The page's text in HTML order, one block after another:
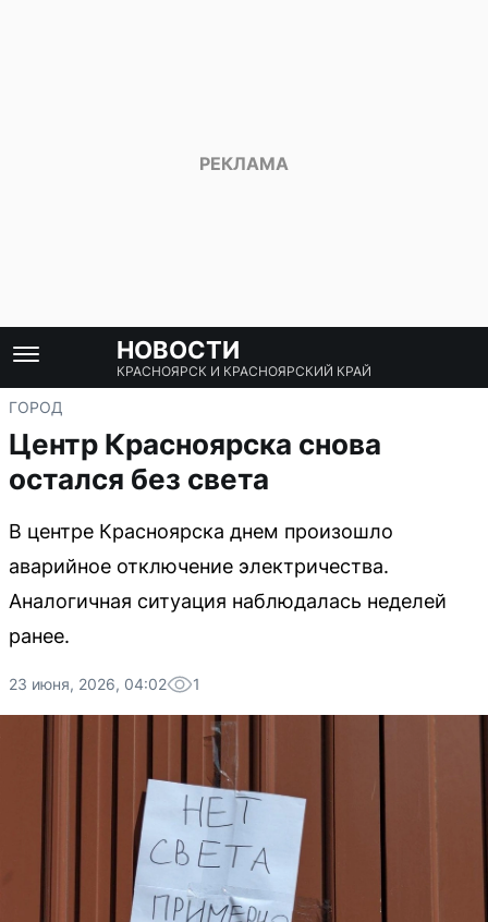
НОВОСТИ
КРАСНОЯРСК И КРАСНОЯРСКИЙ КРАЙ
ГОРОД
Центр Красноярска снова
остался без света
В центре Красноярска днем произошло
аварийное отключение электричества.
Аналогичная ситуация наблюдалась неделей
ранее.
23 июня, 2026, 04:02 1